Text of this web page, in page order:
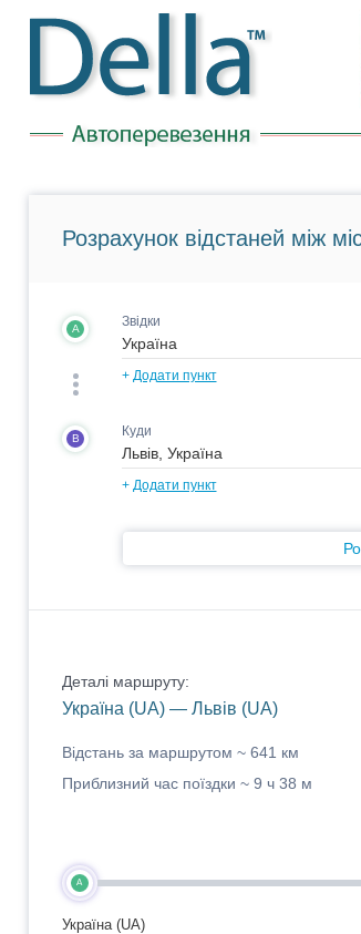
Розрахунок відстаней між
A Звідки
+ Додати пункт
B Куди
+ Додати пункт
Деталі маршруту:
Україна (UA) — Львів (UA)
Відстань за маршрутом ~ 641 км
Приблизний час поїздки ~ 9 ч 38 м
A
Україна (UA)